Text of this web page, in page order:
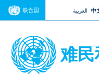
联合国 العربية 中
难